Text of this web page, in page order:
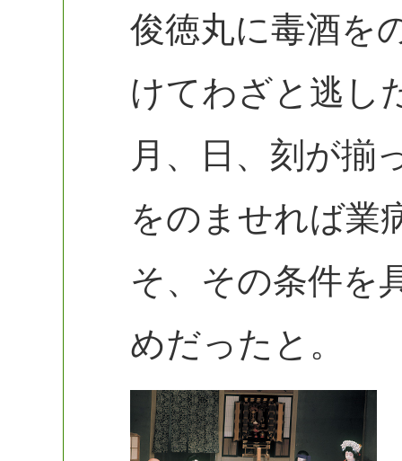
俊徳丸に毒酒を
けてわざと逃し
月、日、刻が揃
をのませれば業
そ、その条件を
めだったと。